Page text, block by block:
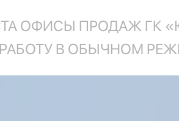
ОФИСЫ ПРОДАЖ ГК
В ОБЫЧНОМ